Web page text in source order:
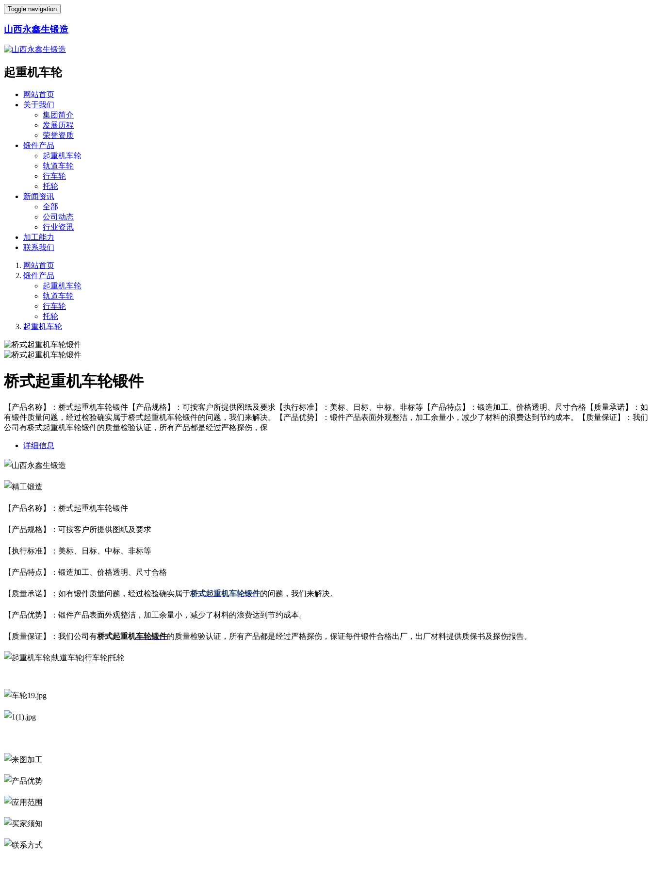
Toggle navigation
山西永鑫生锻造
起重机车轮
网站首页
关于我们
集团简介
发展历程
荣誉资质
锻件产品
起重机车轮
轨道车轮
行车轮
托轮
新闻资讯
全部
公司动态
行业资讯
加工能力
联系我们
网站首页
锻件产品
起重机车轮
轨道车轮
行车轮
托轮
起重机车轮
桥式起重机车轮锻件
【产品名称】：桥式起重机车轮锻件【产品规格】：可按客户所提供图纸及要求【执行标准】：美标、日标、中标、非标等【产品特点】：锻造加工、价格透明、尺寸合格【质量承诺】：如
有锻件质量问题，经过检验确实属于桥式起重机车轮锻件的问题，我们来解决。【产品优势】：锻件产品表面外观整洁，加工余量小，减少了材料的浪费达到节约成本。【质量保证】：我们
公司有桥式起重机车轮锻件的质量检验认证，所有产品都是经过严格探伤，保
详细信息
【产品名称】：桥式起重机车轮锻件
【产品规格】：可按客户所提供图纸及要求
【执行标准】：美标、日标、中标、非标等
【产品特点】：锻造加工、价格透明、尺寸合格
【质量承诺】：如有锻件质量问题，经过检验确实属于桥式起重机车轮锻件的问题，我们来解决。
【产品优势】：锻件产品表面外观整洁，加工余量小，减少了材料的浪费达到节约成本。
【质量保证】：我们公司有桥式起重机车轮锻件的质量检验认证，所有产品都是经过严格探伤，保证每件锻件合格出厂，出厂材料提供质保书及探伤报告。